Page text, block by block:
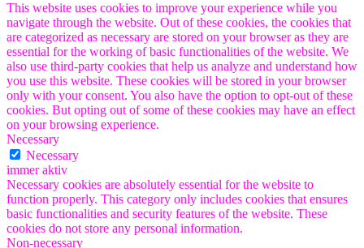
This website uses cookies to improve your experience while you
navigate through the website. Out of these cookies, the cookies that
are categorized as necessary are stored on your browser as they are
essential for the working of basic functionalities of the website. We
also use third-party cookies that help us analyze and understand how
you use this website. These cookies will be stored in your browser
only with your consent. You also have the option to opt-out of these
cookies. But opting out of some of these cookies may have an effect
on your browsing experience.
Necessary
Necessary
immer aktiv
Necessary cookies are absolutely essential for the website to
function properly. This category only includes cookies that ensures
basic functionalities and security features of the website. These
cookies do not store any personal information.
Non-necessary